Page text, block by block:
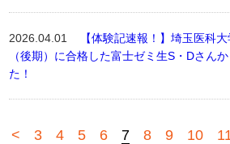
2026.04.01
【体験記速報！】埼玉医科
（後期）に合格した富士ゼミ生S・Dさん
た！
< 3 4 5 6 7 8 9 10